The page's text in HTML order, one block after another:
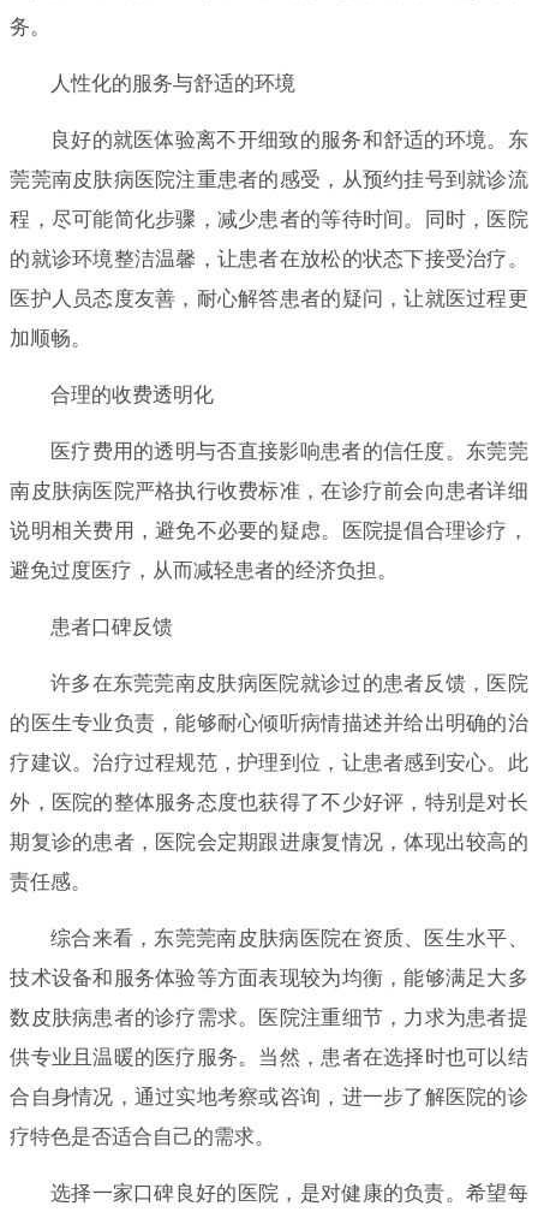
务。
人性化的服务与舒适的环境
良好的就医体验离不开细致的服务和舒适的环境。东
莞莞南皮肤病医院注重患者的感受，从预约挂号到就诊流
程，尽可能简化步骤，减少患者的等待时间。同时，医院
的就诊环境整洁温馨，让患者在放松的状态下接受治疗。
医护人员态度友善，耐心解答患者的疑问，让就医过程更
加顺畅。
合理的收费透明化
医疗费用的透明与否直接影响患者的信任度。东莞莞
南皮肤病医院严格执行收费标准，在诊疗前会向患者详细
说明相关费用，避免不必要的疑虑。医院提倡合理诊疗，
避免过度医疗，从而减轻患者的经济负担。
患者口碑反馈
许多在东莞莞南皮肤病医院就诊过的患者反馈，医院
的医生专业负责，能够耐心倾听病情描述并给出明确的治
疗建议。治疗过程规范，护理到位，让患者感到安心。此
外，医院的整体服务态度也获得了不少好评，特别是对长
期复诊的患者，医院会定期跟进康复情况，体现出较高的
责任感。
综合来看，东莞莞南皮肤病医院在资质、医生水平、
技术设备和服务体验等方面表现较为均衡，能够满足大多
数皮肤病患者的诊疗需求。医院注重细节，力求为患者提
供专业且温暖的医疗服务。当然，患者在选择时也可以结
合自身情况，通过实地考察或咨询，进一步了解医院的诊
疗特色是否适合自己的需求。
选择一家口碑良好的医院，是对健康的负责。希望每